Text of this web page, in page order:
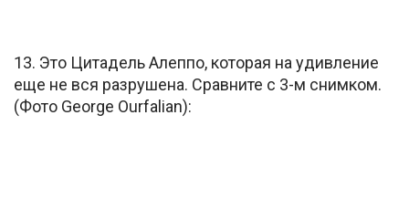
13. Это Цитадель Алеппо, которая на удивление
еще не вся разрушена. Сравните с 3-м снимком.
(Фото George Ourfalian):